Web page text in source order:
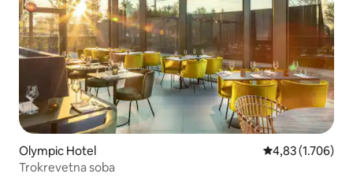
Olympic Hotel Prosječna
4,83 (1.706)
Trokrevetna soba